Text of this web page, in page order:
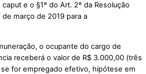
e o §1º do Art. 2º da Resolução
de março de 2019 para a
o ocupante do cargo de
receberá o valor de R$ 3.000,00 (três
for empregado efetivo, hipótese em